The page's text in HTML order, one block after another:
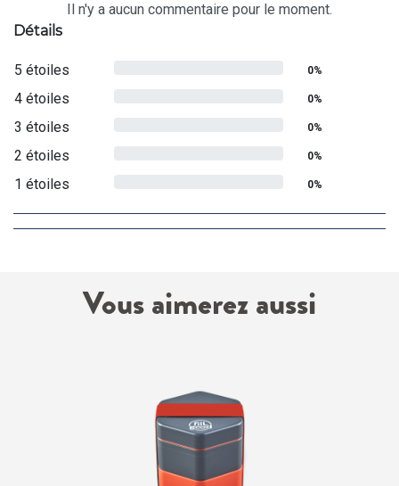
Il n'y a aucun commentaire pour le moment.
Détails
5 étoiles 0%
4 étoiles 0%
3 étoiles 0%
2 étoiles 0%
1 étoiles 0%
Vous aimerez aussi